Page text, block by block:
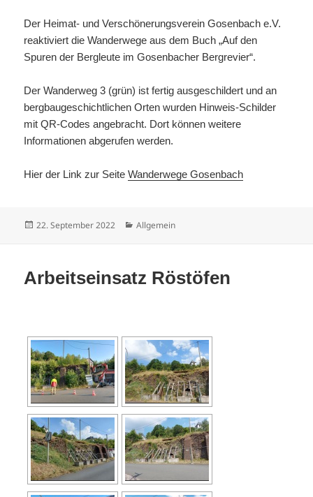
Der Heimat- und Verschönerungsverein Gosenbach e.V.
reaktiviert die Wanderwege aus dem Buch „Auf den
Spuren der Bergleute im Gosenbacher Bergrevier“.
Der Wanderweg 3 (grün) ist fertig ausgeschildert und an
bergbaugeschichtlichen Orten wurden Hinweis-Schilder
mit QR-Codes angebracht. Dort können weitere
Informationen abgerufen werden.
Hier der Link zur SeiteWanderwege Gosenbach
Veröffentlicht
22. September 2022 Kategorien
Allgemein
Arbeitseinsatz Röstöfen